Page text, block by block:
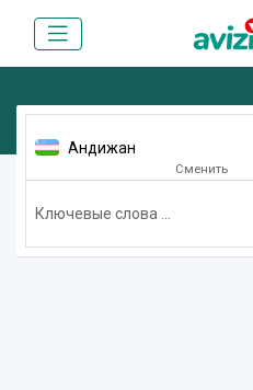
Андижан
Сменить